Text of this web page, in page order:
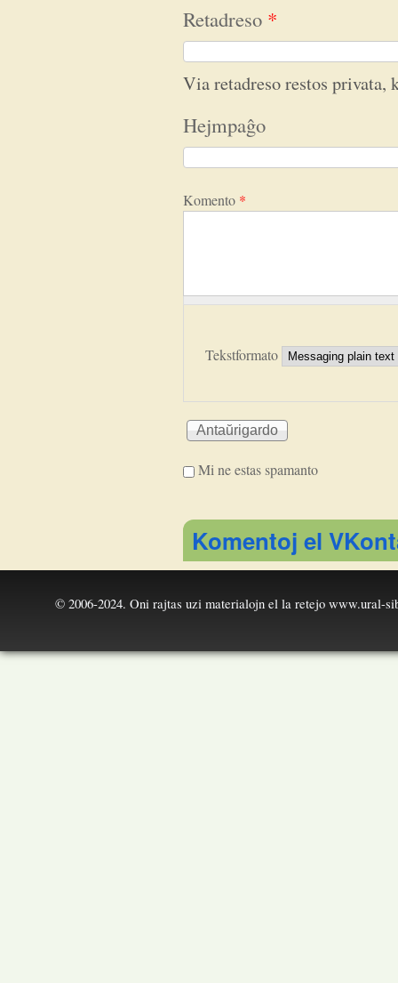
Retadreso *
Via retadreso restos privata,
Hejmpaĝo
Komento *
Tekstformato
Mi ne estas spamanto
I'm a spammer
Komentoj el
© 2006-2024. Oni rajtas uzi materialojn el la retejo www.ural-